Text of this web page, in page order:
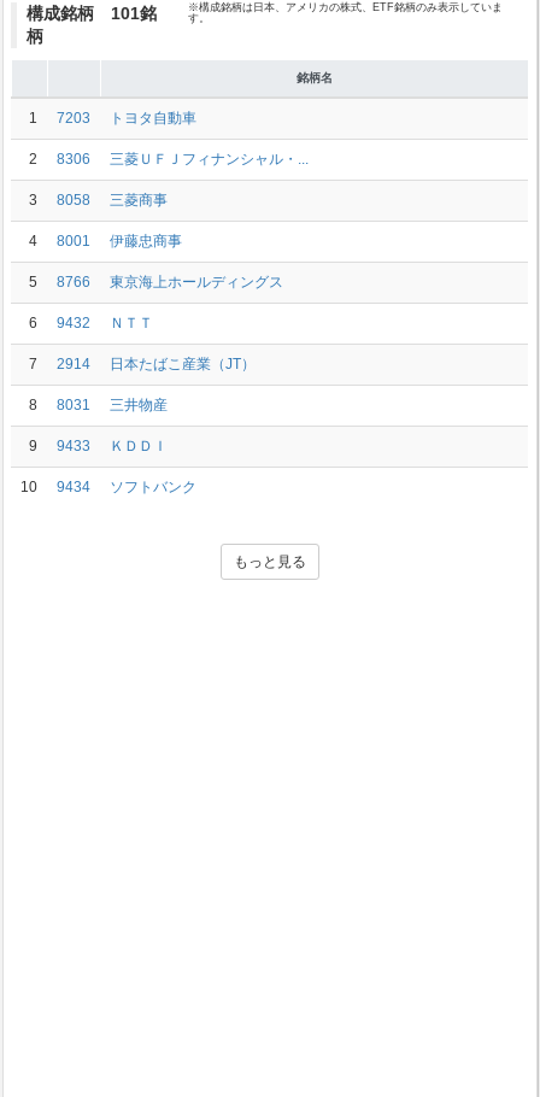
構成銘柄 101銘
柄
※構成銘柄は日本、アメリカの株式、ETF銘柄のみ表示していま
す。
銘柄名
1 7203 トヨタ自動車
2 8306 三菱ＵＦＪフィナンシャル・...
3 8058 三菱商事
4 8001 伊藤忠商事
5 8766 東京海上ホールディングス
6 9432 ＮＴＴ
7 2914 日本たばこ産業（JT）
8 8031 三井物産
9 9433 ＫＤＤＩ
10 9434 ソフトバンク
もっと見る